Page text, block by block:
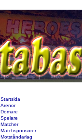
Startsida
Arenor
Domare
Spelare
Matcher
Matchsponsorer
Motståndarlag